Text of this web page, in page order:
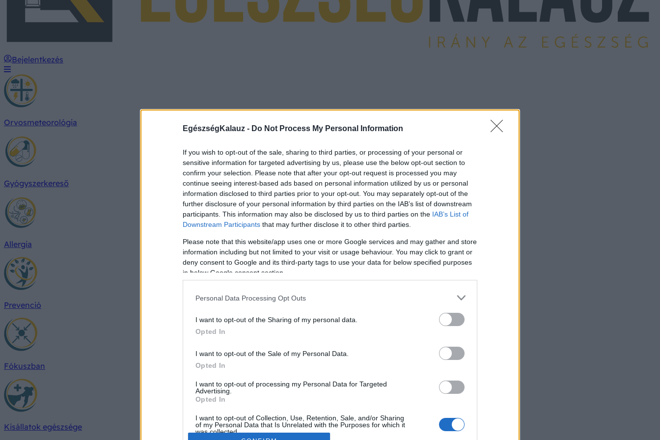
EgészségKalauz - Do Not Process My Personal Information
If you wish to opt-out of the sale, sharing to third parties, or processing of your personal or
sensitive information for targeted advertising by us, please use the below opt-out section to
confirm your selection. Please note that after your opt-out request is processed you may
continue seeing interest-based ads based on personal information utilized by us or personal
information disclosed to third parties prior to your opt-out. You may separately opt-out of the
further disclosure of your personal information by third parties on the IAB’s list of downstream
participants. This information may also be disclosed by us to third parties on the IAB’s List of
Downstream Participants that may further disclose it to other third parties.
Please note that this website/app uses one or more Google services and may gather and store
information including but not limited to your visit or usage behaviour. You may click to grant or
deny consent to Google and its third-party tags to use your data for below specified purposes
in below Google consent section.
Personal Data Processing Opt Outs
I want to opt-out of the Sharing of my personal data.
Opted In
I want to opt-out of the Sale of my Personal Data.
Opted In
I want to opt-out of processing my Personal Data for Targeted
Advertising.
Opted In
I want to opt-out of Collection, Use, Retention, Sale, and/or Sharing
of my Personal Data that Is Unrelated with the Purposes for which it
was collected.
Bejelentkezés
Orvosmeteorológia
Gyógyszerkereső
Allergia
Prevenció
Fókuszban
Kisállatok egészsége